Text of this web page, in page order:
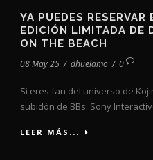
YA PUEDES
EDICIÓN LIMITADA DE
ON THE BEACH
08 May 25 / dhuelamo / 0
Si eres fan del universo de
subidón de BBs. Sony
LEER MÁS...